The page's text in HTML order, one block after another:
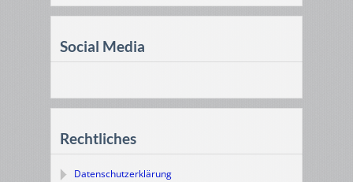
Social Media
Rechtliches
Datenschutzerklärung